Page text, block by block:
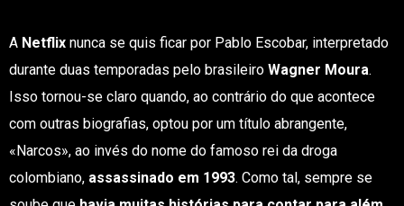
A Netflixnunca se quis ficar por Pablo Escobar, interpretado
durante duas temporadas pelo brasileiroWagner Moura.
Isso tornou-se claro quando, ao contrário do que acontece
com outras biografias, optou por um título abrangente,
«Narcos», ao invés do nome do famoso rei da droga
colombiano, assassinado em 1993. Como tal, sempre se